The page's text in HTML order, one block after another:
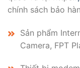
chính sách bảo
Sản phẩm
Camera, FPT